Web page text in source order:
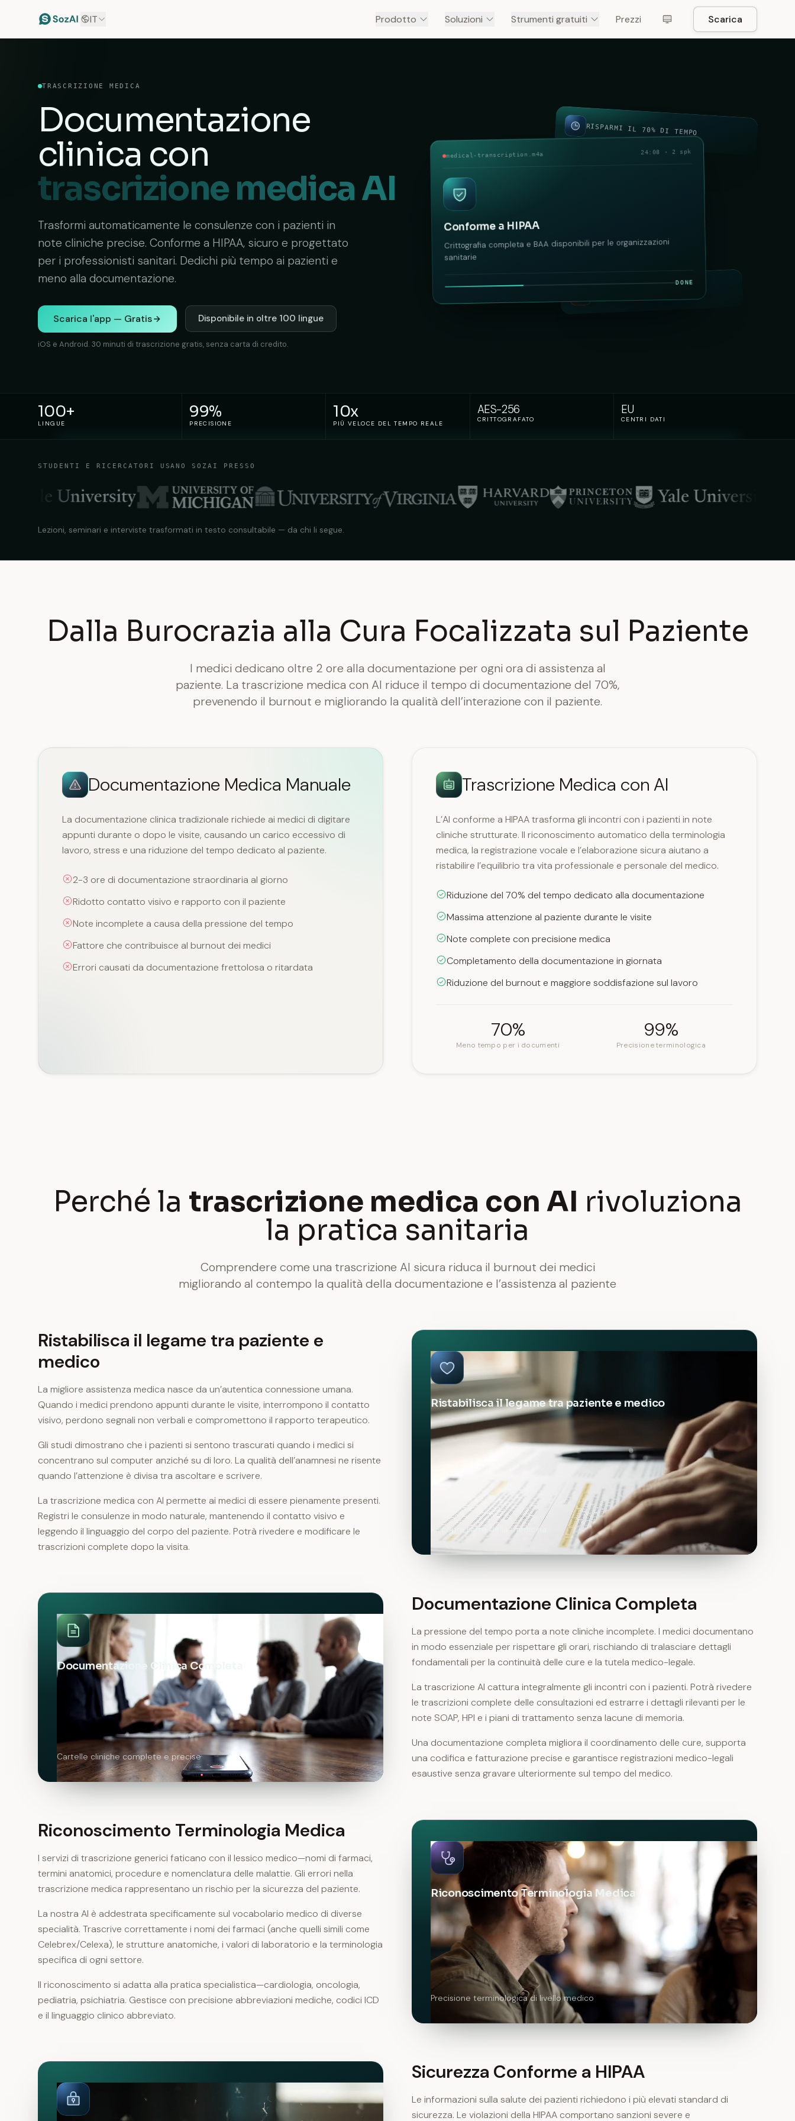
IT Prodotto Soluzioni Strumenti gratuiti Prezzi Scarica
TRASCRIZIONE MEDICA
Documentazione
clinica con
trascrizione medica AI
Trasformi automaticamente le consulenze con i pazienti in
note cliniche precise. Conforme a HIPAA, sicuro e progettato
per i professionisti sanitari. Dedichi più tempo ai pazienti e
meno alla documentazione.
Scarica l'app — Gratis
iOS e Android. 30 minuti di trascrizione gratis, senza carta di credito.
Disponibile in oltre 100 lingue
RISPARMI IL 70% DI TEMPO
medical-transcription.m4a 24:08 · 2 spk
Conforme a HIPAA
Crittografia completa e BAA disponibili per le organizzazioni
sanitarie
DONE
100+
LINGUE
99%
PRECISIONE
10x
PIÙ VELOCE DEL TEMPO REALE
AES-256
CRITTOGRAFATO
EU
CENTRI DATI
STUDENTI E RICERCATORI USANO SOZAI PRESSO
Lezioni, seminari e interviste trasformati in testo consultabile — da chi li segue.
Dalla Burocrazia alla Cura Focalizzata sul Paziente
I medici dedicano oltre 2 ore alla documentazione per ogni ora di assistenza al
paziente. La trascrizione medica con AI riduce il tempo di documentazione del 70%,
prevenendo il burnout e migliorando la qualità dell’interazione con il paziente.
Documentazione Medica Manuale
La documentazione clinica tradizionale richiede ai medici di digitare
appunti durante o dopo le visite, causando un carico eccessivo di
lavoro, stress e una riduzione del tempo dedicato al paziente.
2-3 ore di documentazione straordinaria al giorno
Ridotto contatto visivo e rapporto con il paziente
Note incomplete a causa della pressione del tempo
Fattore che contribuisce al burnout dei medici
Errori causati da documentazione frettolosa o ritardata
Trascrizione Medica con AI
L’AI conforme a HIPAA trasforma gli incontri con i pazienti in note
cliniche strutturate. Il riconoscimento automatico della terminologia
medica, la registrazione vocale e l’elaborazione sicura aiutano a
ristabilire l’equilibrio tra vita professionale e personale del medico.
Riduzione del 70% del tempo dedicato alla documentazione
Massima attenzione al paziente durante le visite
Note complete con precisione medica
Completamento della documentazione in giornata
Riduzione del burnout e maggiore soddisfazione sul lavoro
70%
Meno tempo per i documenti
99%
Precisione terminologica
Perché la trascrizione medica con AI rivoluziona
la pratica sanitaria
Comprendere come una trascrizione AI sicura riduca il burnout dei medici
migliorando al contempo la qualità della documentazione e l’assistenza al paziente
Ristabilisca il legame tra paziente e
medico
La migliore assistenza medica nasce da un’autentica connessione umana.
Quando i medici prendono appunti durante le visite, interrompono il contatto
visivo, perdono segnali non verbali e compromettono il rapporto terapeutico.
Gli studi dimostrano che i pazienti si sentono trascurati quando i medici si
concentrano sul computer anziché su di loro. La qualità dell’anamnesi ne risente
quando l’attenzione è divisa tra ascoltare e scrivere.
La trascrizione medica con AI permette ai medici di essere pienamente presenti.
Registri le consulenze in modo naturale, mantenendo il contatto visivo e
leggendo il linguaggio del corpo del paziente. Potrà rivedere e modificare le
trascrizioni complete dopo la visita.
Ristabilisca il legame tra paziente e medico
Riscopra l’arte della medicina
Documentazione Clinica Completa
La pressione del tempo porta a note cliniche incomplete. I medici documentano
in modo essenziale per rispettare gli orari, rischiando di tralasciare dettagli
fondamentali per la continuità delle cure e la tutela medico-legale.
La trascrizione AI cattura integralmente gli incontri con i pazienti. Potrà rivedere
le trascrizioni complete delle consultazioni ed estrarre i dettagli rilevanti per le
note SOAP, HPI e i piani di trattamento senza lacune di memoria.
Una documentazione completa migliora il coordinamento delle cure, supporta
una codifica e fatturazione precise e garantisce registrazioni medico-legali
esaustive senza gravare ulteriormente sul tempo del medico.
Documentazione Clinica Completa
Cartelle cliniche complete e precise
Riconoscimento Terminologia Medica
I servizi di trascrizione generici faticano con il lessico medico—nomi di farmaci,
termini anatomici, procedure e nomenclatura delle malattie. Gli errori nella
trascrizione medica rappresentano un rischio per la sicurezza del paziente.
La nostra AI è addestrata specificamente sul vocabolario medico di diverse
specialità. Trascrive correttamente i nomi dei farmaci (anche quelli simili come
Celebrex/Celexa), le strutture anatomiche, i valori di laboratorio e la terminologia
specifica di ogni settore.
Il riconoscimento si adatta alla pratica specialistica—cardiologia, oncologia,
pediatria, psichiatria. Gestisce con precisione abbreviazioni mediche, codici ICD
e il linguaggio clinico abbreviato.
Riconoscimento Terminologia Medica
Precisione terminologica di livello medico
Sicurezza Conforme a HIPAA
Le informazioni sulla salute dei pazienti richiedono i più elevati standard di
sicurezza. Le violazioni della HIPAA comportano sanzioni severe e